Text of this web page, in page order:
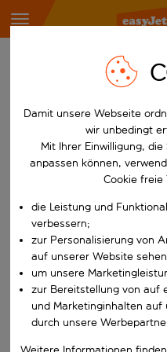
Logge
Mein Account
E-Mail-Adresse
Passwort
Passwort vergessen?
Damit unsere Webseite
wir unbedingt
Mit Ihrer Einwilligung,
anpassen können,
Cookie freie
die Leistung und
verbessern;
zur Personalisierung von
auf unserer Website
um unsere
zur Bereitstellung von auf
und Marketinginhalten
durch unsere